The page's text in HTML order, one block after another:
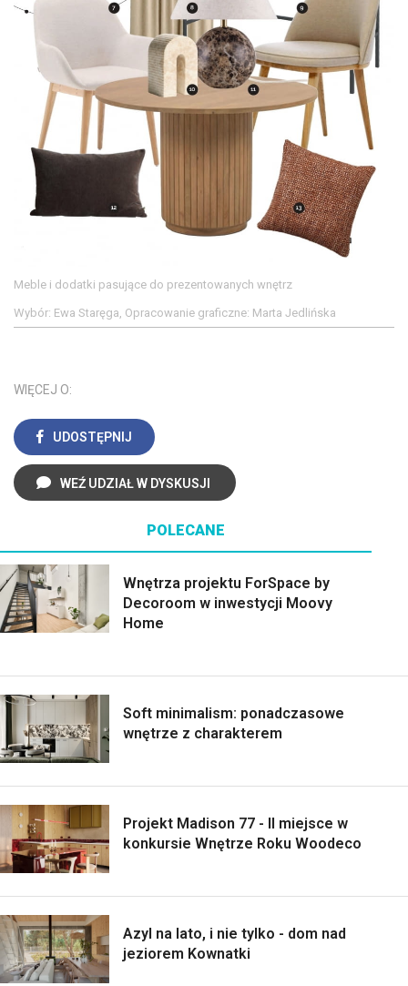
Meble i dodatki pasujące do prezentowanych wnętrz
Wybór: Ewa Staręga, Opracowanie graficzne: Marta Jedlińska
WIĘCEJ O:
UDOSTĘPNIJ
WEŹ UDZIAŁ W DYSKUSJI
POLECANE
Wnętrza projektu ForSpace by
Decoroom w inwestycji Moovy
Home
Soft minimalism: ponadczasowe
wnętrze z charakterem
Projekt Madison 77 - II miejsce w
konkursie Wnętrze Roku Woodeco
Azyl na lato, i nie tylko - dom nad
jeziorem Kownatki